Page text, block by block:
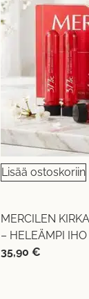
Lisää ostoskoriin
MERCILEN
– HELEÄMPI IHO
35,90 €